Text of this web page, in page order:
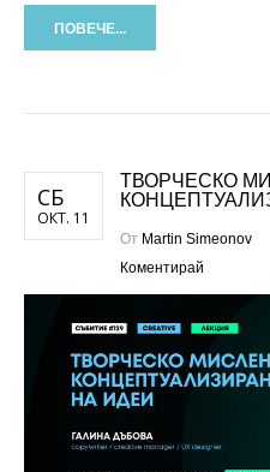
ПОВЕЧЕ...
СБ
ОКТ. 11
ТВОРЧЕСКО
От Martin Simeonov
Коментирай